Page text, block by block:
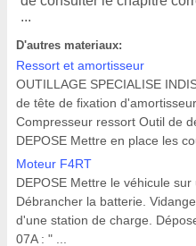
...
D'autres materiaux:
Ressort et amortisseur
OUTILLAGE SPECIALISE
de tête de fixation
Compresseur ressort Outil de
DEPOSE Mettre en place les
Moteur F4RT
DEPOSE Mettre le véhicule
Débrancher la batterie.
d'une station de charge.
07A : " ...